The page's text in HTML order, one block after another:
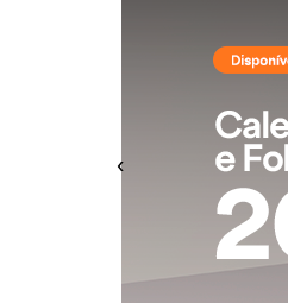
Previous